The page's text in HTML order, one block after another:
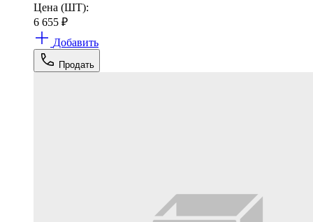
Цена (ШТ):
6 655 ₽
Добавить
Продать